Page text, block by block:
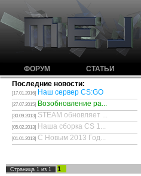
ФОРУМ СТАТЬИ
Последние новости:
[17.01.2016] Наш сервер CS:GO
[27.07.2015] Возобновление ра...
[30.09.2013] STEAM обновляет ...
[05.02.2013] Наша сборка CS 1...
[01.01.2013] С Новым 2013 Год...
Страница 1 из 1
1